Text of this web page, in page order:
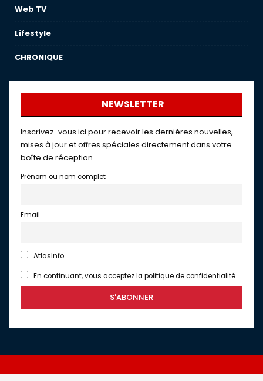
Web TV
Lifestyle
CHRONIQUE
NEWSLETTER
Inscrivez-vous ici pour recevoir les dernières nouvelles,
mises à jour et offres spéciales directement dans votre
boîte de réception.
Prénom ou nom complet
Email
AtlasInfo
En continuant, vous acceptez la politique de confidentialité